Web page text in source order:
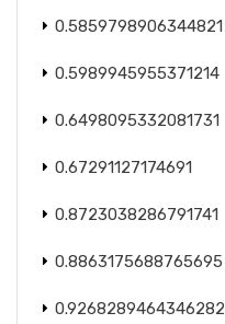
0.5859798906344821
0.5989945955371214
0.6498095332081731
0.67291127174691
0.8723038286791741
0.8863175688765695
0.9268289464346282